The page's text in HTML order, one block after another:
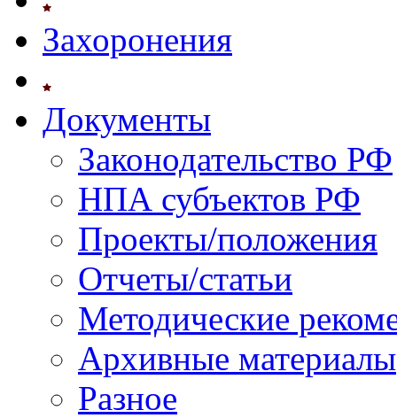
Захоронения
Документы
Законодательство РФ
НПА субъектов РФ
Проекты/положения
Отчеты/статьи
Методические
Архивные материалы
Разное